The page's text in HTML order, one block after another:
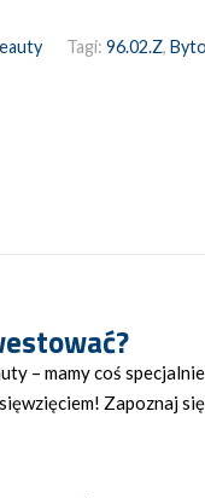
Tagi: 96.02.Z,
– mamy coś
Zapoznaj